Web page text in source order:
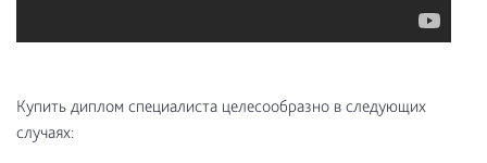
Купить диплом специалиста целесообразно в следующих
случаях: